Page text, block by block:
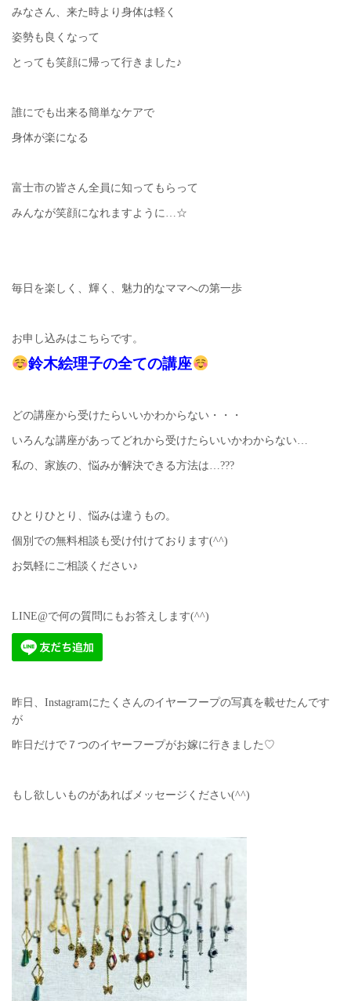
みなさん、来た時より身体は軽く
姿勢も良くなって
とっても笑顔に帰って行きました♪
誰にでも出来る簡単なケアで
身体が楽になる
富士市の皆さん全員に知ってもらって
みんなが笑顔になれますように…☆
毎日を楽しく、輝く、魅力的なママへの第一歩
お申し込みはこちらです。
鈴木絵理子の全ての講座
どの講座から受けたらいいかわからない・・・
いろんな講座があってどれから受けたらいいかわからない…
私の、家族の、悩みが解決できる方法は…???
ひとりひとり、悩みは違うもの。
個別での無料相談も受け付けております(^^)
お気軽にご相談ください♪
LINE@で何の質問にもお答えします(^^)
昨日、Instagramにたくさんのイヤーフープの写真を載せたんです
が
昨日だけで７つのイヤーフープがお嫁に行きました♡
もし欲しいものがあればメッセージください(^^)